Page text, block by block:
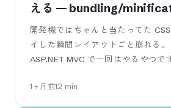
える — bundling/
穴4箇所
開発機ではちゃんと当たってた
イした瞬間レイアウトごと崩れる
ASP.NET MVC で一回はやるやつで
1ヶ月前12 min